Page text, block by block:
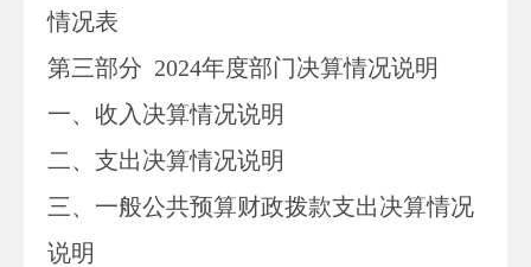
情况表
第三部分 2024年度部门决算情况说明
一、收入决算情况说明
二、支出决算情况说明
三、一般公共预算财政拨款支出决算情况
说明